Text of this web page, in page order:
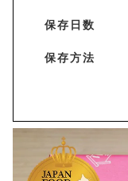
保存日数
保存方法